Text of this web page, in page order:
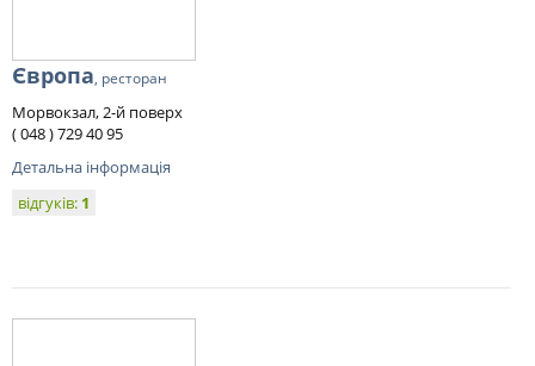
Європа, ресторан
Морвокзал, 2-й поверх
( 048 ) 729 40 95
Детальна інформація
відгуків: 1